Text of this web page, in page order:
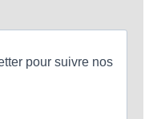
pour suivre nos